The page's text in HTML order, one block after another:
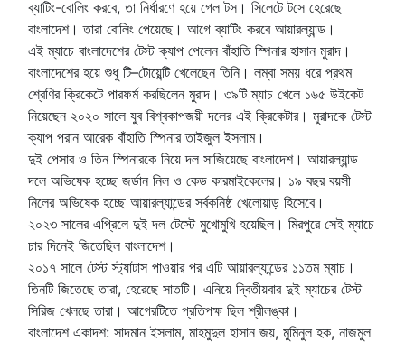
ব্যাটিং-বোলিং করবে, তা নির্ধারণে হয়ে গেল টস। সিলেটে টসে হেরেছে
বাংলাদেশ। তারা বোলিং পেয়েছে। আগে ব্যাটিং করবে আয়ারল্যান্ড।
এই ম্যাচে বাংলাদেশের টেস্ট ক্যাপ পেলেন বাঁহাতি স্পিনার হাসান মুরাদ।
বাংলাদেশের হয়ে শুধু টি–টোয়েন্টি খেলেছেন তিনি। লম্বা সময় ধরে প্রথম
শ্রেণির ক্রিকেটে পারফর্ম করছিলেন মুরাদ। ৩৯টি ম্যাচ খেলে ১৬৫ উইকেট
নিয়েছেন ২০২০ সালে যুব বিশ্বকাপজয়ী দলের এই ক্রিকেটার। মুরাদকে টেস্ট
ক্যাপ পরান আরেক বাঁহাতি স্পিনার তাইজুল ইসলাম।
দুই পেসার ও তিন স্পিনারকে নিয়ে দল সাজিয়েছে বাংলাদেশ। আয়ারল্যান্ড
দলে অভিষেক হচ্ছে জর্ডান নিল ও কেড কারমাইকেলের। ১৯ বছর বয়সী
নিলের অভিষেক হচ্ছে আয়ারল্যান্ডের সর্বকনিষ্ঠ খেলোয়াড় হিসেবে।
২০২৩ সালের এপ্রিলে দুই দল টেস্টে মুখোমুখি হয়েছিল। মিরপুরে সেই ম্যাচে
চার দিনেই জিতেছিল বাংলাদেশ।
২০১৭ সালে টেস্ট স্ট্যাটাস পাওয়ার পর এটি আয়ারল্যান্ডের ১১তম ম্যাচ।
তিনটি জিতেছে তারা, হেরেছে সাতটি। এনিয়ে দ্বিতীয়বার দুই ম্যাচের টেস্ট
সিরিজ খেলছে তারা। আগেরটিতে প্রতিপক্ষ ছিল শ্রীলঙ্কা।
বাংলাদেশ একাদশ: সাদমান ইসলাম, মাহমুদুল হাসান জয়, মুমিনুল হক, নাজমুল